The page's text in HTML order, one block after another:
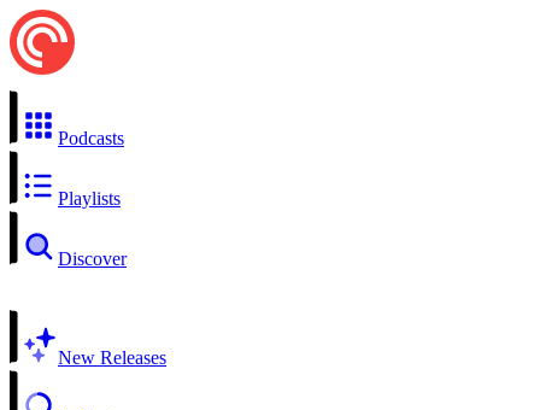
Podcasts
Playlists
Discover
New Releases